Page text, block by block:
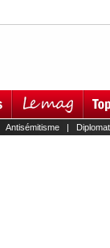
Antisémitisme|